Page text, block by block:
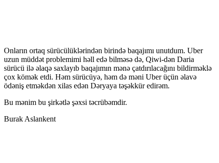
Onların ortaq sürücülüklərindən birində baqajımı unutdum. Uber
uzun müddət problemimi həll edə bilməsə də, Qiwi-dən Daria
sürücü ilə əlaqə saxlayıb baqajımın mənə çatdırılacağını bildirməklə
çox kömək etdi. Həm sürücüyə, həm də məni Uber üçün əlavə
ödəniş etməkdən xilas edən Dəryaya təşəkkür edirəm.
Bu mənim bu şirkətlə şəxsi təcrübəmdir.
Burak Aslankent